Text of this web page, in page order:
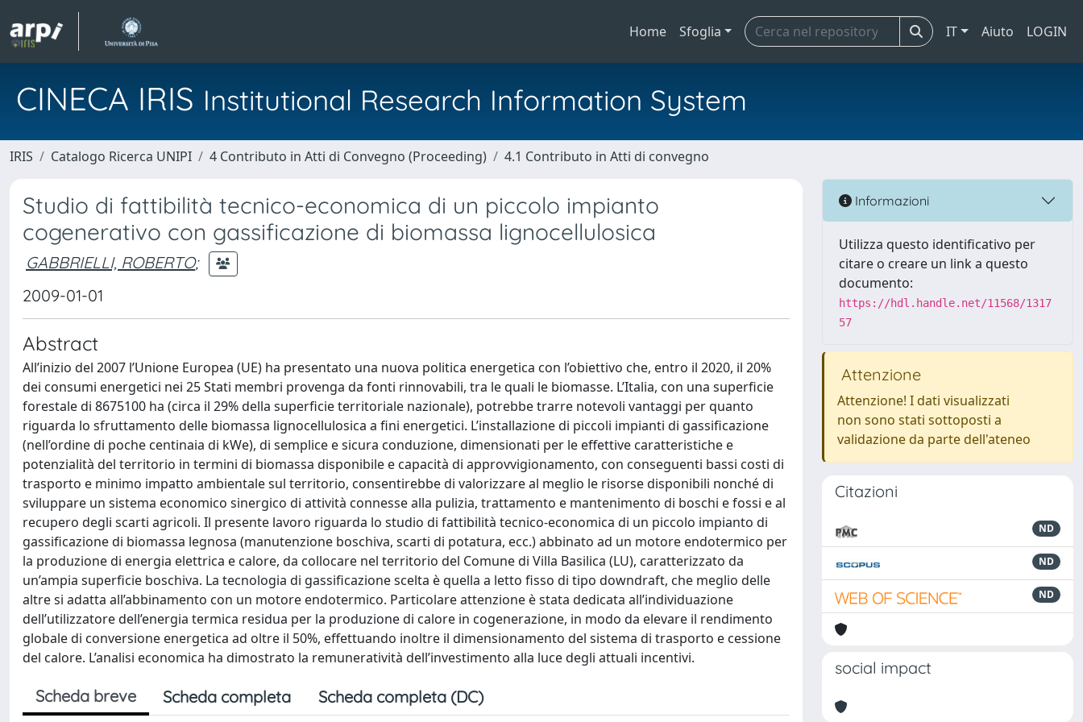
Home Sfoglia IT Aiuto LOGIN
CINECA IRIS Institutional Research Information System
IRIS Catalogo Ricerca UNIPI 4 Contributo in Atti di Convegno (Proceeding) 4.1 Contributo in Atti di convegno
Studio di fattibilità tecnico-economica di un piccolo impianto
cogenerativo con gassificazione di biomassa lignocellulosica
GABBRIELLI, ROBERTO;
2009-01-01
Abstract
All’inizio del 2007 l’Unione Europea (UE) ha presentato una nuova politica energetica con l’obiettivo che, entro il 2020, il 20%
dei consumi energetici nei 25 Stati membri provenga da fonti rinnovabili, tra le quali le biomasse. L’Italia, con una superficie
forestale di 8675100 ha (circa il 29% della superficie territoriale nazionale), potrebbe trarre notevoli vantaggi per quanto
riguarda lo sfruttamento delle biomassa lignocellulosica a fini energetici. L’installazione di piccoli impianti di gassificazione
(nell’ordine di poche centinaia di kWe), di semplice e sicura conduzione, dimensionati per le effettive caratteristiche e
potenzialità del territorio in termini di biomassa disponibile e capacità di approvvigionamento, con conseguenti bassi costi di
trasporto e minimo impatto ambientale sul territorio, consentirebbe di valorizzare al meglio le risorse disponibili nonché di
sviluppare un sistema economico sinergico di attività connesse alla pulizia, trattamento e mantenimento di boschi e fossi e al
recupero degli scarti agricoli. Il presente lavoro riguarda lo studio di fattibilità tecnico-economica di un piccolo impianto di
gassificazione di biomassa legnosa (manutenzione boschiva, scarti di potatura, ecc.) abbinato ad un motore endotermico per
la produzione di energia elettrica e calore, da collocare nel territorio del Comune di Villa Basilica (LU), caratterizzato da
un’ampia superficie boschiva. La tecnologia di gassificazione scelta è quella a letto fisso di tipo downdraft, che meglio delle
altre si adatta all’abbinamento con un motore endotermico. Particolare attenzione è stata dedicata all’individuazione
dell’utilizzatore dell’energia termica residua per la produzione di calore in cogenerazione, in modo da elevare il rendimento
globale di conversione energetica ad oltre il 50%, effettuando inoltre il dimensionamento del sistema di trasporto e cessione
del calore. L’analisi economica ha dimostrato la remuneratività dell’investimento alla luce degli attuali incentivi.
Scheda breve Scheda completa Scheda completa (DC)
Informazioni
Utilizza questo identificativo per
citare o creare un link a questo
documento:
https://hdl.handle.net/11568/1317
57
Attenzione
Attenzione! I dati visualizzati
non sono stati sottoposti a
validazione da parte dell'ateneo
Citazioni
ND
ND
ND
social impact